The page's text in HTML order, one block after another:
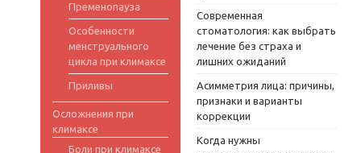
Пременопауза
Особенности
менструального
цикла при климаксе
Приливы
Осложнения при
климаксе
Боли при климаксе
Современная
стоматология: как выбрать
лечение без страха и
лишних ожиданий
Асимметрия лица: причины,
признаки и варианты
коррекции
Когда нужны